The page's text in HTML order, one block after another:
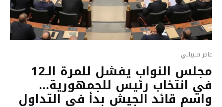
عامر شيباني
مجلس النواب يفشل للمرة الـ12
في انتخاب رئيس للجمهورية…
واسم قائد الجيش بدأ في التداول